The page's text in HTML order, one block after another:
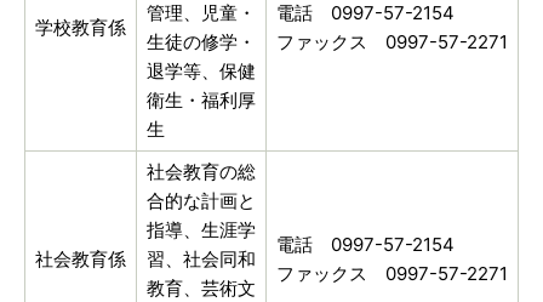
学校教育係
管理、児童・
生徒の修学・
退学等、保健
衛生・福利厚
生
電話 0997-57-2154
ファックス 0997-57-2271
社会教育係
社会教育の総
合的な計画と
指導、生涯学
習、社会同和
教育、芸術文
電話 0997-57-2154
ファックス 0997-57-2271